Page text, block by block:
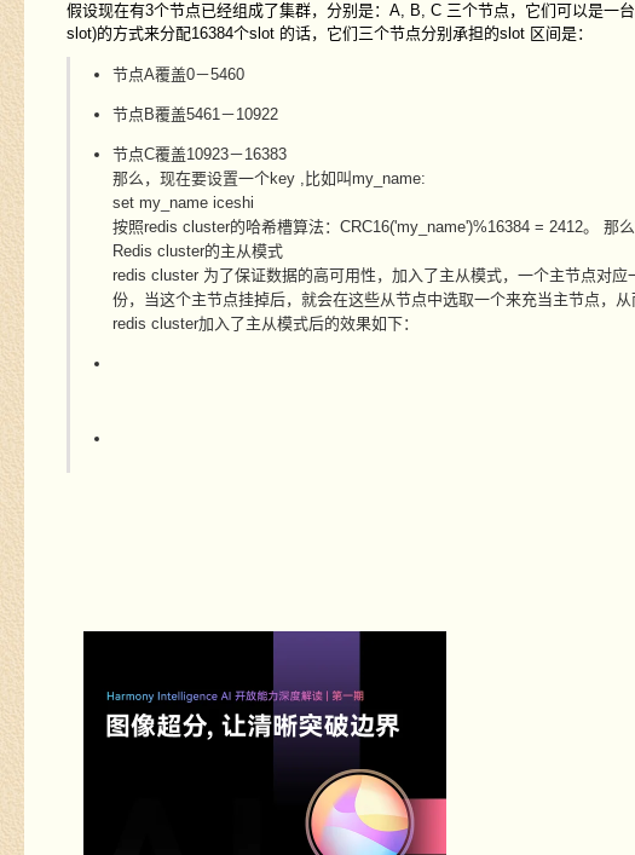
假设现在有3个节点已经组成了集群，分别是：A, B, C 三个节点，它们可以是一
slot)的方式来分配16384个slot 的话，它们三个节点分别承担的slot 区间是：
节点A覆盖0－5460
节点B覆盖5461－10922
节点C覆盖10923－16383
那么，现在要设置一个key ,比如叫my_name:
set my_name iceshi
按照redis cluster的哈希槽算法： CRC16('my_name')%16384 = 2412。 那
Redis cluster的主从模式
redis cluster 为了保证数据的高可用性，加入了主从模式，一个主节点对
份，当这个主节点挂掉后，就会在这些从节点中选取一个来充当主节点，从
redis cluster加入了主从模式后的效果如下：